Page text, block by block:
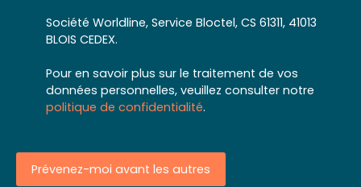
Société Worldline, Service Bloctel, CS 61311, 41013
BLOIS CEDEX.
Pour en savoir plus sur le traitement de vos
données personnelles, veuillez consulter notre
politique de confidentialité.
Prévenez-moi avant les autres